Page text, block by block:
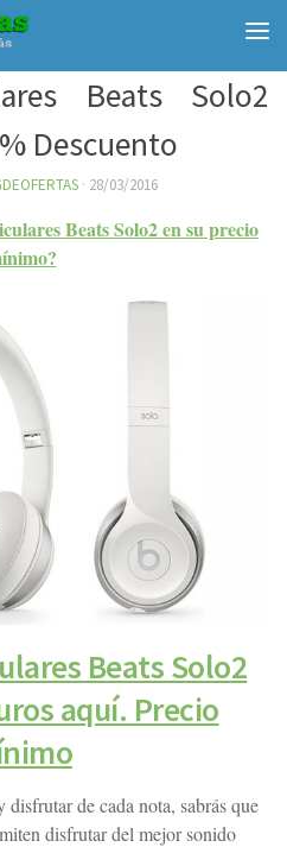
Beats Solo2
Descuento
· 28/03/2016
Beats Solo2 en su precio
Beats Solo2
aquí. Precio
de cada nota, sabrás que
disfrutar del mejor sonido